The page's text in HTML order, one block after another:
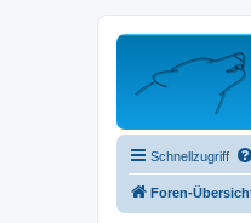
Schnellzugriff
Foren-